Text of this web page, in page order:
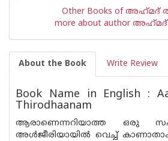
Other Books of അഹ്‌മദ്
more about author
About the Book Write Review
Book Name in English :
Thirodhaanam
ആരാണെന്നറിയാത്ത ഒരു
അൾജീരിയായിൽ വെച്ച്